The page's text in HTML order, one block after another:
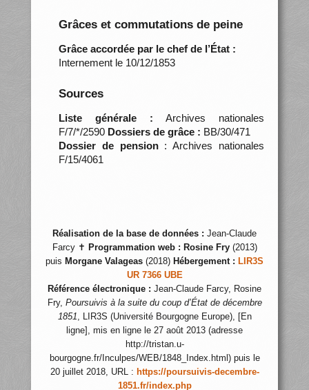
Grâces et commutations de peine
Grâce accordée par le chef de l’État :
Internement le 10/12/1853
Sources
Liste générale : Archives nationales
F/7/*/2590 Dossiers de grâce : BB/30/471
Dossier de pension: Archives nationales
F/15/4061
Réalisation de la base de données : Jean-Claude
Farcy ✝ Programmation web : Rosine Fry(2013)
puis Morgane Valageas (2018) Hébergement : LIR3S
UR 7366 UBE
Référence électronique : Jean-Claude Farcy, Rosine
Fry, Poursuivis à la suite du coup d’État de décembre
1851, LIR3S (Université Bourgogne Europe), [En
ligne], mis en ligne le 27 août 2013 (adresse
http://tristan.u-
bourgogne.fr/Inculpes/WEB/1848_Index.html) puis le
20 juillet 2018, URL : https://poursuivis-decembre-
1851.fr/index.php